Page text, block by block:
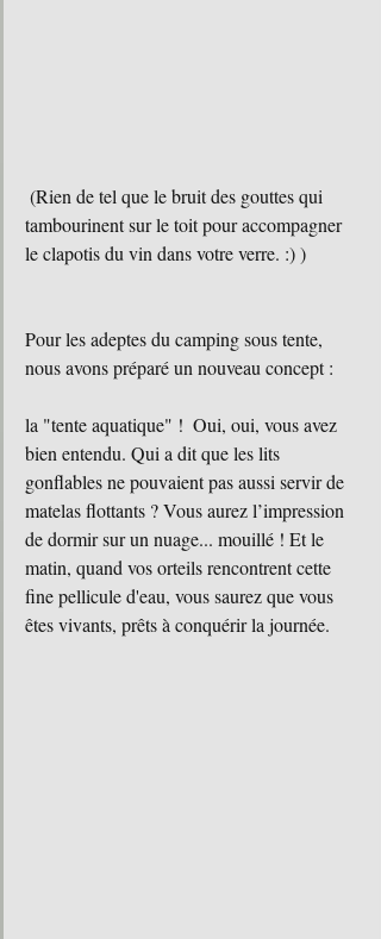
tambourinent sur le toit pour accompagner
le clapotis du vin dans votre verre. :) )
Pour les adeptes du camping sous tente,
nous avons préparé un nouveau concept :
la "tente aquatique" !  Oui, oui, vous avez
bien entendu. Qui a dit que les lits
gonflables ne pouvaient pas aussi servir de
matelas flottants ? Vous aurez l’impression
de dormir sur un nuage... mouillé ! Et le
matin, quand vos orteils rencontrent cette
fine pellicule d'eau, vous saurez que vous
êtes vivants, prêts à conquérir la journée.